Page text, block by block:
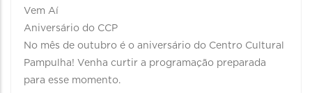
Vem Aí
Aniversário do CCP
No mês de outubro é o aniversário do Centro Cultural
Pampulha! Venha curtir a programação preparada
para esse momento.